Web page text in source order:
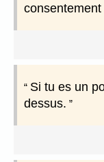
Si tu es un
dessus.